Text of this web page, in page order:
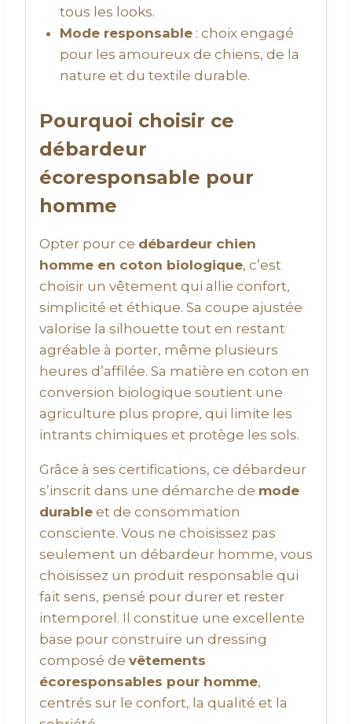
tous les looks.
Mode responsable: choix engagé
pour les amoureux de chiens, de la
nature et du textile durable.
Pourquoi choisir ce
débardeur
écoresponsable pour
homme
Opter pour ce débardeur chien
homme en coton biologique, c’est
choisir un vêtement qui allie confort,
simplicité et éthique. Sa coupe ajustée
valorise la silhouette tout en restant
agréable à porter, même plusieurs
heures d’affilée. Sa matière en coton en
conversion biologique soutient une
agriculture plus propre, qui limite les
intrants chimiques et protège les sols.
Grâce à ses certifications, ce débardeur
s’inscrit dans une démarche de mode
durable et de consommation
consciente. Vous ne choisissez pas
seulement un débardeur homme, vous
choisissez un produit responsable qui
fait sens, pensé pour durer et rester
intemporel. Il constitue une excellente
base pour construire un dressing
composé de vêtements
écoresponsables pour homme,
centrés sur le confort, la qualité et la